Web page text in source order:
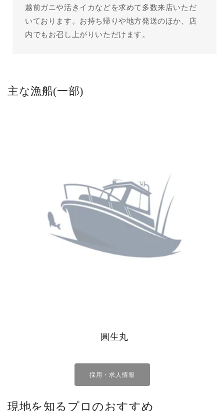
越前ガニや活きイカなどを求めて多数来店いただ
いております。お持ち帰りや地方発送のほか、店
内でもお召し上がりいただけます。
主な漁船(一部)
圓生丸
採用・求人情報
現地を知るプロのおすすめ